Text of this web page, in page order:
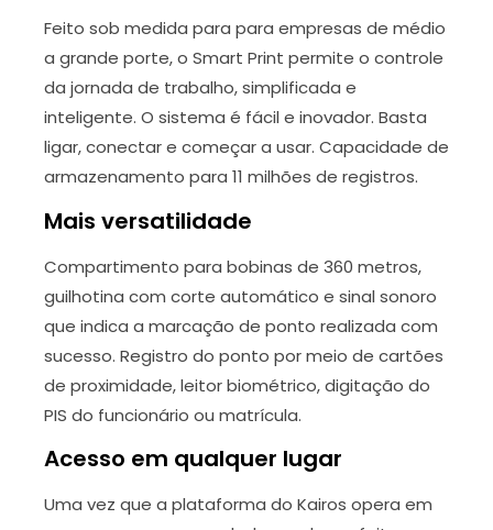
Feito sob medida para para empresas de médio
a grande porte, o Smart Print permite o controle
da jornada de trabalho, simplificada e
inteligente. O sistema é fácil e inovador. Basta
ligar, conectar e começar a usar. Capacidade de
armazenamento para 11 milhões de registros.
Mais versatilidade
Compartimento para bobinas de 360 metros,
guilhotina com corte automático e sinal sonoro
que indica a marcação de ponto realizada com
sucesso. Registro do ponto por meio de cartões
de proximidade, leitor biométrico, digitação do
PIS do funcionário ou matrícula.
Acesso em qualquer lugar
Uma vez que a plataforma do Kairos opera em